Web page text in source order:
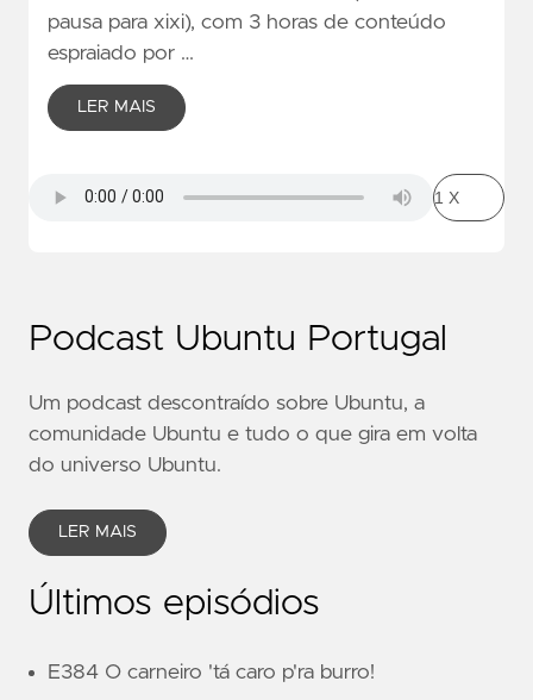
pausa para xixi), com 3 horas de conteúdo
espraiado por …
LER MAIS
Podcast Ubuntu Portugal
Um podcast descontraído sobre Ubuntu, a
comunidade Ubuntu e tudo o que gira em volta
do universo Ubuntu.
LER MAIS
Últimos episódios
E384 O carneiro 'tá caro p'ra burro!